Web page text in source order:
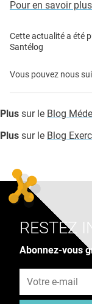
Pour en savoir
Cette actualité a été
Santélog
Vous pouvez nous
Plus sur le Blog
Plus sur le Blog
RESTEZ
Abonnez-vous